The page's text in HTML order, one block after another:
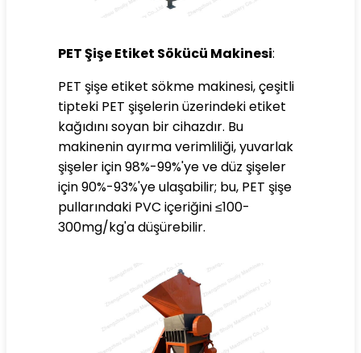
PET Şişe Etiket Sökücü Makinesi:
PET şişe etiket sökme makinesi, çeşitli
tipteki PET şişelerin üzerindeki etiket
kağıdını soyan bir cihazdır. Bu
makinenin ayırma verimliliği, yuvarlak
şişeler için 98%-99%'ye ve düz şişeler
için 90%-93%'ye ulaşabilir; bu, PET şişe
pullarındaki PVC içeriğini ≤100-
300mg/kg'a düşürebilir.